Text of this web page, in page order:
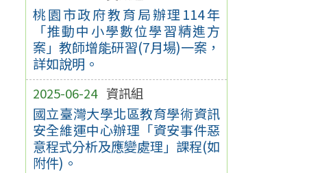
桃園市政府教育局辦理114年
「推動中小學數位學習精進方
案」教師增能研習(7月場)一案，
詳如說明。
2025-06-24 資訊組
國立臺灣大學北區教育學術資訊
安全維運中心辦理「資安事件惡
意程式分析及應變處理」課程(如
附件)。